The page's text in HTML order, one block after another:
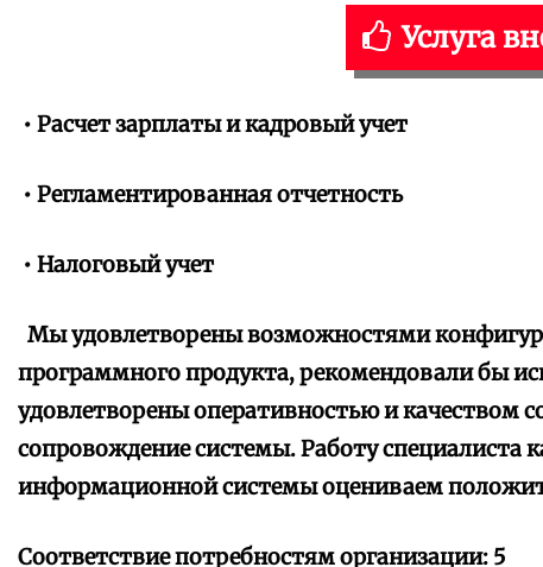
Услуга
• Расчет зарплаты и кадровый учет
• Регламентированная отчетность
• Налоговый учет
Мы удовлетворены возможностями
программного продукта, рекомендовали бы
удовлетворены оперативностью и качеством
сопровождение системы. Работу специалиста
информационной системы оцениваем
Соответствие потребностям организации: 5